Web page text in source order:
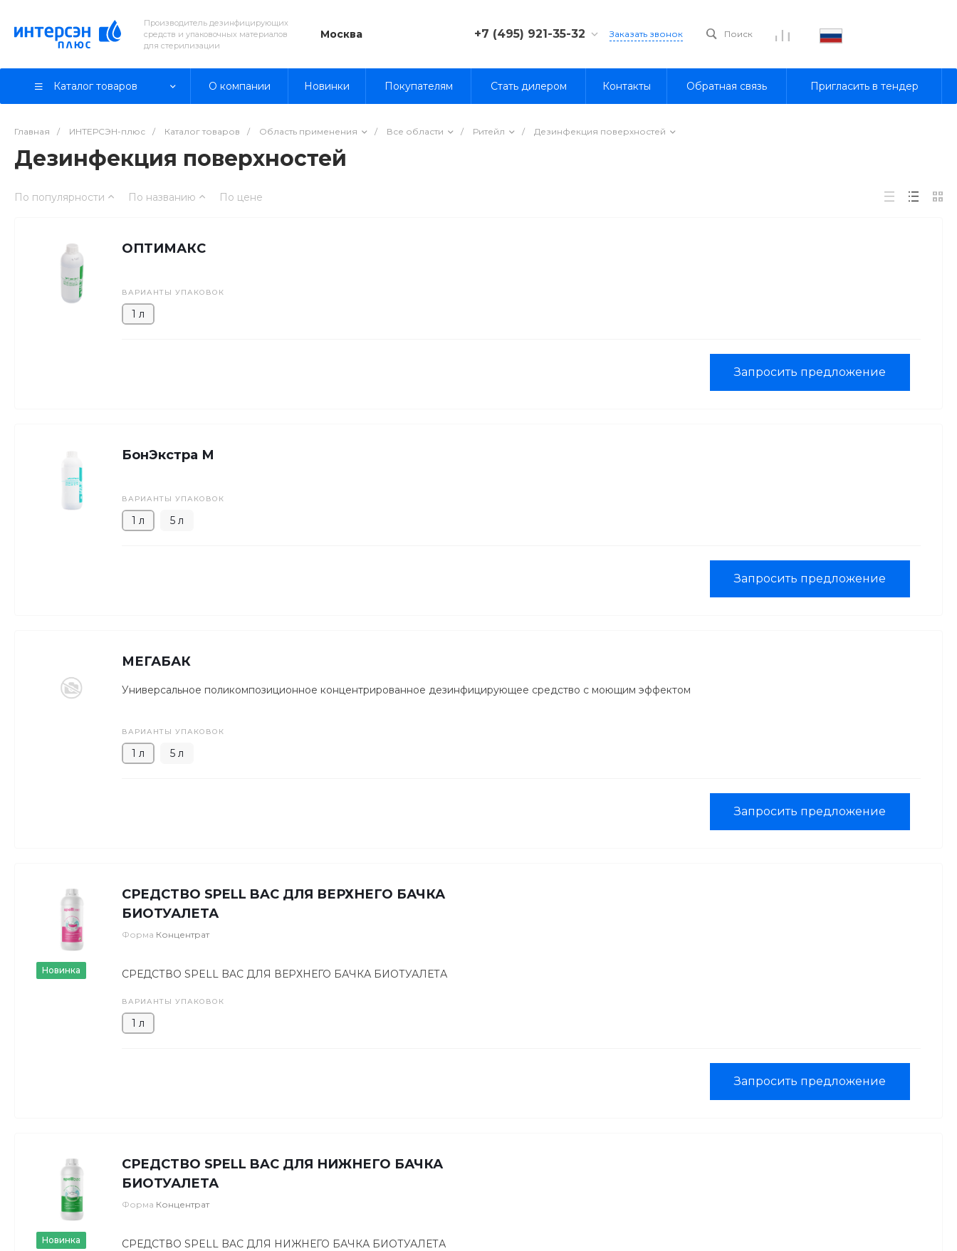
Производитель дезинфицирующих
средств и упаковочных материалов
для стерилизации
Москва +7 (495) 921-35-32
8 (800) 333-35-32
Заказать звонок Поиск
Каталог товаров О компании Новинки Покупателям Стать дилером Контакты Обратная связь Пригласить в тендер
Главная / ИНТЕРСЭН-плюс / Каталог товаров / Область применения / Все области / Ритейл / Дезинфекция поверхностей
Дезинфекция поверхностей
По популярности По названию По цене
ОПТИМАКС
ВАРИАНТЫ УПАКОВОК
1 л
Запросить предложение
БонЭкстра М
ВАРИАНТЫ УПАКОВОК
1 л 5 л
Запросить предложение
МЕГАБАК
Универсальное поликомпозиционное концентрированное дезинфицирующее средство с моющим эффектом
ВАРИАНТЫ УПАКОВОК
1 л 5 л
Запросить предложение
Новинка
СРЕДСТВО SPELL BAC ДЛЯ ВЕРХНЕГО БАЧКА
БИОТУАЛЕТА
Форма Концентрат
СРЕДСТВО SPELL BAC ДЛЯ ВЕРХНЕГО БАЧКА БИОТУАЛЕТА
ВАРИАНТЫ УПАКОВОК
1 л
Запросить предложение
Новинка
СРЕДСТВО SPELL BAC ДЛЯ НИЖНЕГО БАЧКА
БИОТУАЛЕТА
Форма Концентрат
СРЕДСТВО SPELL BAC ДЛЯ НИЖНЕГО БАЧКА БИОТУАЛЕТА